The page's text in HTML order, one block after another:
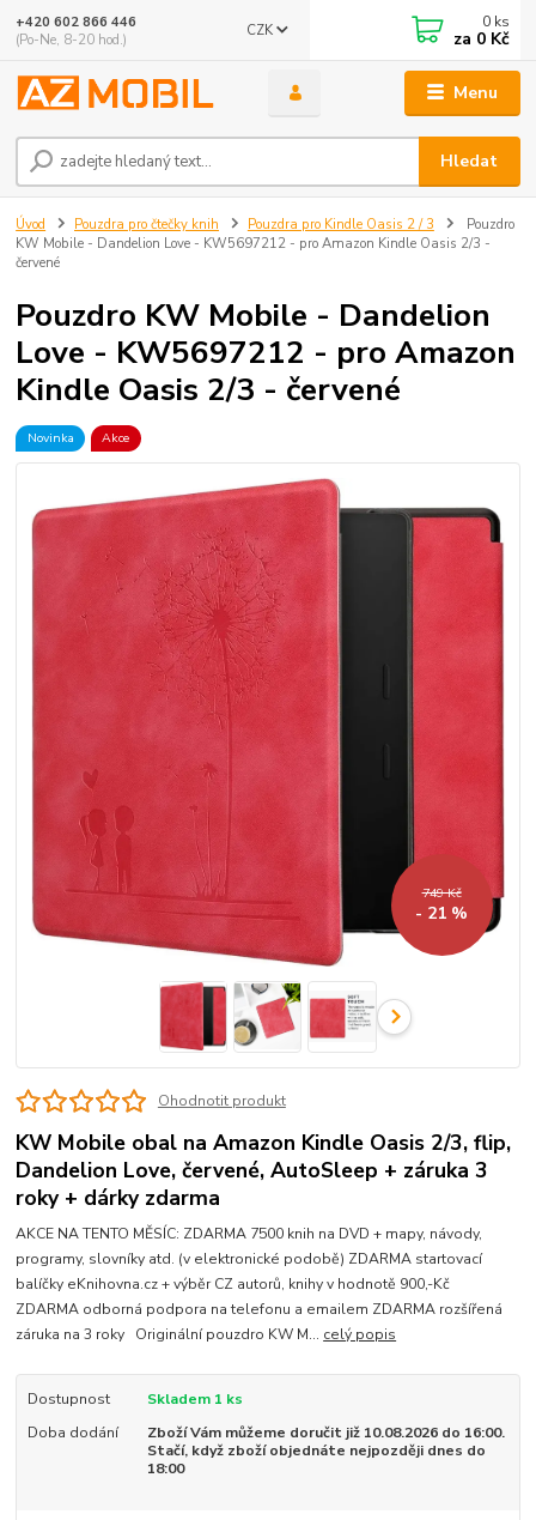
Menu
CZK
Hledat
+420 602 866 446
(Po-Ne, 8-20 hod.)
0 ks
za 0 Kč
Úvod Pouzdra pro čtečky knih Pouzdra pro Kindle Oasis 2 / 3
Pouzdro
KW Mobile - Dandelion Love - KW5697212 - pro Amazon Kindle Oasis 2/3 -
červené
Pouzdro KW Mobile - Dandelion
Love - KW5697212 - pro Amazon
Kindle Oasis 2/3 - červené
Novinka Akce
749 Kč
- 21 %
Ohodnotit produkt
KW Mobile obal na Amazon Kindle Oasis 2/3, flip,
Dandelion Love, červené, AutoSleep + záruka 3
roky + dárky zdarma
AKCE NA TENTO MĚSÍC: ZDARMA 7500 knih na DVD + mapy, návody,
programy, slovníky atd. (v elektronické podobě) ZDARMA startovací
balíčky eKnihovna.cz + výběr CZ autorů, knihy v hodnotě 900,-Kč
ZDARMA odborná podpora na telefonu a emailem ZDARMA rozšířená
záruka na 3 roky Originální pouzdro KW M... celý popis
Dostupnost
Skladem 1 ks
Doba dodání
Zboží Vám můžeme doručit již 10.08.2026 do 16:00.
Stačí, když zboží objednáte nejpozději dnes do
18:00